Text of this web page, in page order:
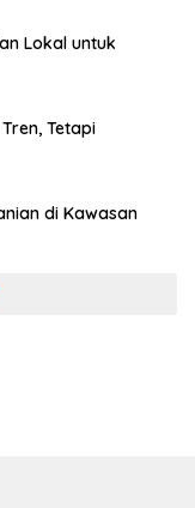
Lokal untuk
Tetapi
di Kawasan